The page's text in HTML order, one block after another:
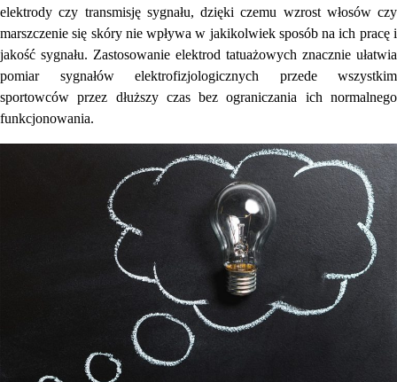
elektrody czy transmisję sygnału, dzięki czemu wzrost włosów czy
marszczenie się skóry nie wpływa w jakikolwiek sposób na ich pracę i
jakość sygnału. Zastosowanie elektrod tatuażowych znacznie ułatwia
pomiar sygnałów elektrofizjologicznych przede wszystkim
sportowców przez dłuższy czas bez ograniczania ich normalnego
funkcjonowania.